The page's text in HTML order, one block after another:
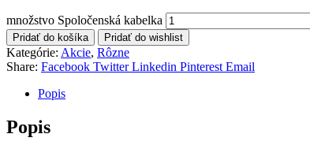
množstvo Spoločenská kabelka
Pridať do košíka Pridať do wishlist
Kategórie: Akcie, Rôzne
Share: Facebook Twitter Linkedin Pinterest Email
Popis
Popis